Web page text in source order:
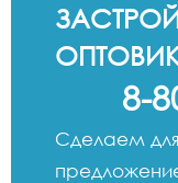
8-
Сделаем